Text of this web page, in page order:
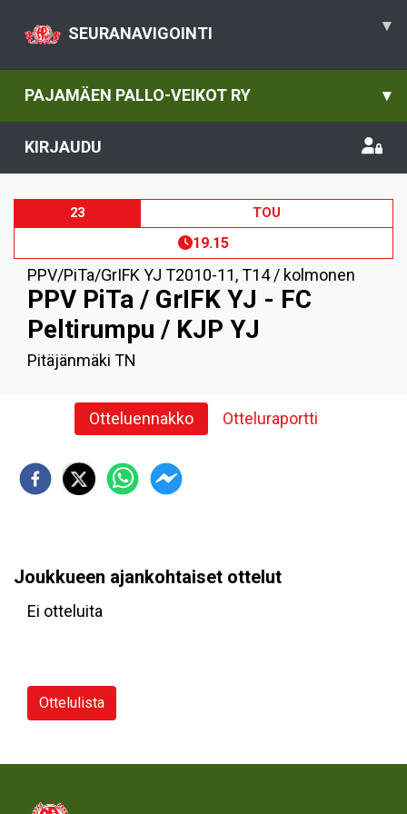
SEURANAVIGOINTI ▾
PAJAMÄEN PALLO-VEIKOT RY ▾
KIRJAUDU
23 TOU
19.15
PPV/PiTa/GrIFK YJ T2010-11,T14 / kolmonen
PPV PiTa / GrIFK YJ - FC
Peltirumpu / KJP YJ
Pitäjänmäki TN
Otteluennakko Otteluraportti
Joukkueen ajankohtaiset ottelut
Ei otteluita
Ottelulista